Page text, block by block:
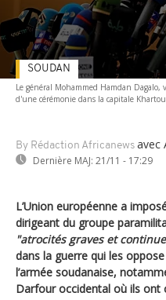
Le général Mohammed Hamdan
d'une cérémonie dans la capitale
By Rédaction Africanews avec
Dernière MAJ: 21/11 - 17:29
SOUDAN
L’Union européenne a
dirigeant du groupe
"atrocités graves et
dans la guerre qui les
l’armée soudanaise,
Darfour occidental où ils ont